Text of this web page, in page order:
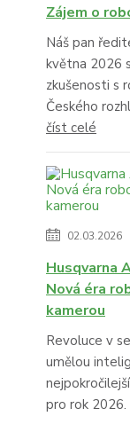
Zájem o
Náš pan
května 2026
zkušenosti s
Českého
číst celé
02.03.2026
Husqvarna
Nová éra
kamerou
Revoluce v
umělou
pro rok 2026.